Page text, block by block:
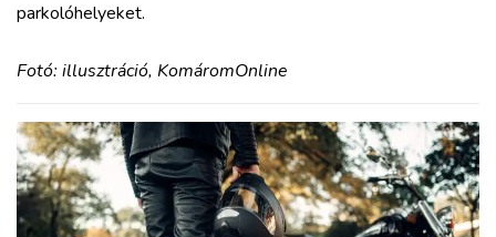
parkolóhelyeket.
Fotó: illusztráció, KomáromOnline